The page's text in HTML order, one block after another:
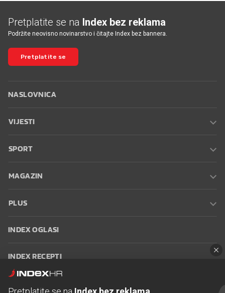
Pretplatite se na Index bez reklama
Podržite neovisno novinarstvo i čitajte Index bez bannera.
Pretplatite se
NASLOVNICA
VIJESTI
SPORT
MAGAZIN
PLUS
INDEX OGLASI
INDEX RECEPTI